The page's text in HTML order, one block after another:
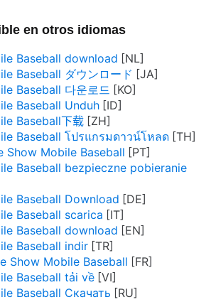
en otros idiomas
Baseball download
Baseball ダウンロード
Baseball 다운로드
Baseball Unduh
Baseball下载
Baseball โปรแกรมดาวน์โหลด
Show Mobile Baseball
Baseball bezpieczne pobieranie
Baseball Download
Baseball scarica
Baseball download
Baseball indir
Show Mobile Baseball
Baseball tải về
Baseball Скачать